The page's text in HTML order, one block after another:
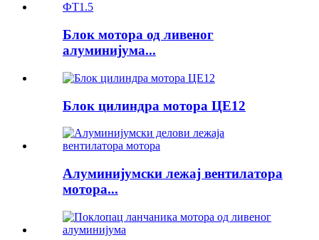
Блок мотора од ливеног
алуминијума...
Блок цилиндра мотора ЦЕ12
Алуминијумски лежај вентилатора
мотора...